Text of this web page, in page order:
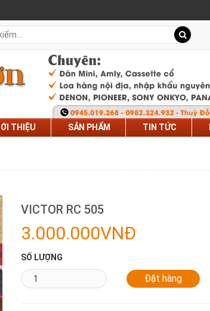
THIỆU SẢN PHẨM TIN TỨC
VICTOR RC 505
3.000.000VNĐ
SỐ LƯỢNG